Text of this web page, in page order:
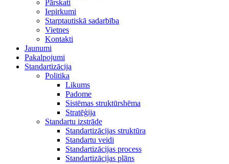
Pārskati
Iepirkumi
Starptautiskā sadarbība
Vietnes
Kontakti
Jaunumi
Pakalpojumi
Standartizācija
Politika
Likums
Padome
Sistēmas struktūrshēma
Stratēģija
Standartu izstrāde
Standartizācijas struktūra
Standartu veidi
Standartizācijas process
Standartizācijas plāns